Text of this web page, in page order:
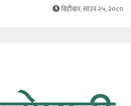
बिहीबार, साउन २५, २०८०